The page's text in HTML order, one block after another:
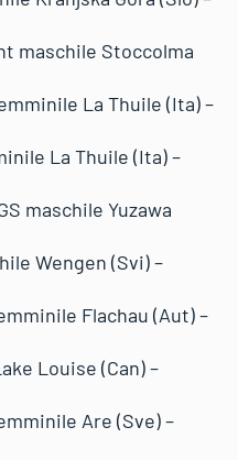
maschile Stoccolma
La Thuile (Ita) –
La Thuile (Ita) –
maschile Yuzawa
Wengen (Svi) –
Flachau (Aut) –
Louise (Can) –
Are (Sve) –